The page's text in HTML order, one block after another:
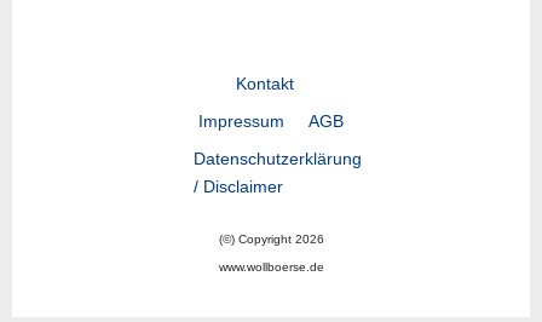
Kontakt
Impressum
AGB
Datenschutzerklärung
/ Disclaimer
(©) Copyright 2026
www.wollboerse.de